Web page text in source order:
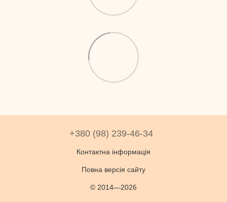
+380 (98) 239-46-34
Контактна інформація
Повна версія сайту
© 2014—2026